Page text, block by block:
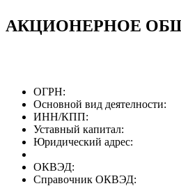
АКЦИОНЕРНОЕ
ОГРН:
Основной вид деятелности:
ИНН/КПП:
Уставный капитал:
Юридический адрес:
ОКВЭД:
Справочник ОКВЭД: